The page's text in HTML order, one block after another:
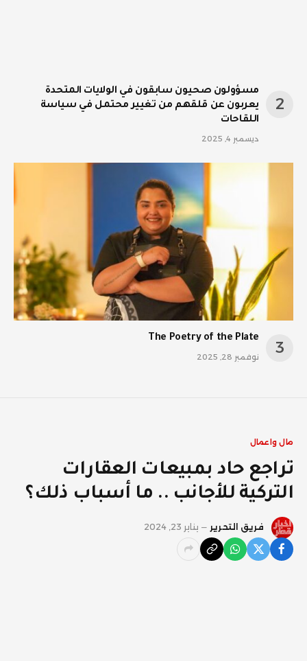
مسؤولون صحيون سابقون في الولايات المتحدة
يعربون عن قلقهم من تغيير محتمل في سياسة
اللقاحات
ديسمبر 4, 2025
The Poetry of the Plate
نوفمبر 28, 2025
مال واعمال
تراجع حاد بمبيعات العقارات
التركية للأجانب .. ما أسباب ذلك؟
فريق التحرير يناير 23, 2024